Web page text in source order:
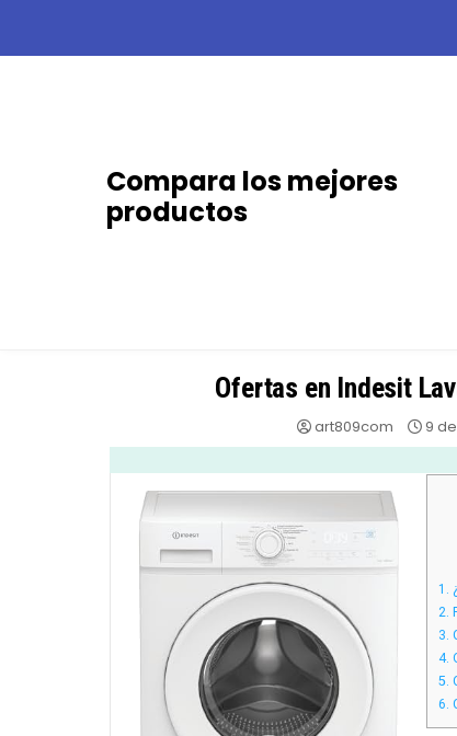
content
Compara los mejores
productos
Ofertas en Indesit
art809com 9
1.
2.
3.
4.
5.
6.